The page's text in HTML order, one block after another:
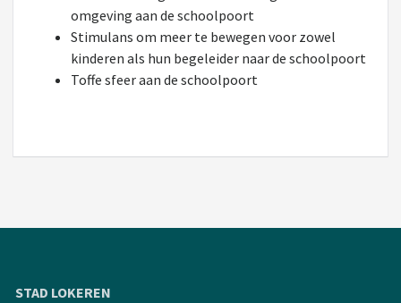
omgeving aan de schoolpoort
Stimulans om meer te bewegen voor zowel
kinderen als hun begeleider naar de schoolpoort
Toffe sfeer aan de schoolpoort
STAD LOKEREN